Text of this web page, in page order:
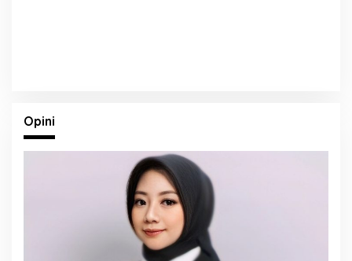
Opini